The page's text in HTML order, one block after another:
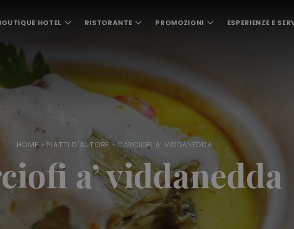
HOTEL RISTORANTE PROMOZIONI ESPERIENZE E
HOME» PIATTI D'AUTORE »CARCIOFI A’ VIDDANEDDA
a’ viddanedda